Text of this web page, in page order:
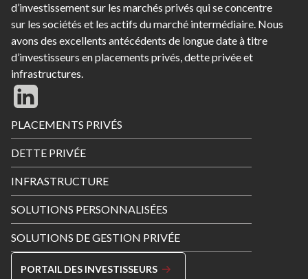
d’investissement sur les marchés privés qui se concentre
sur les sociétés et les actifs du marché intermédiaire. Nous
avons des excellents antécédents de longue date à titre
d’investisseurs en placements privés, dette privée et
infrastructures.
Footer
Menu
PLACEMENTS PRIVÉS
DETTE PRIVÉE
INFRASTRUCTURE
SOLUTIONS PERSONNALISÉES
SOLUTIONS DE GESTION PRIVÉE
PORTAIL DES INVESTISSEURS